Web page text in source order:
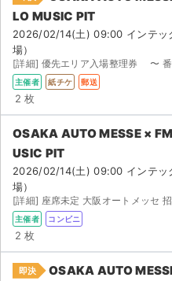
LO MUSIC PIT
2026/02/14(土) 09:00 インテッ
場）
主催者 紙チケ 郵送
2 枚
OSAKA AUTO MESSE ×
USIC PIT
2026/02/14(土) 09:00 インテッ
場）
[詳細] 座席未定 大阪オートメッセ
主催者 コンビニ
2 枚
即決
OSAKA AUTO